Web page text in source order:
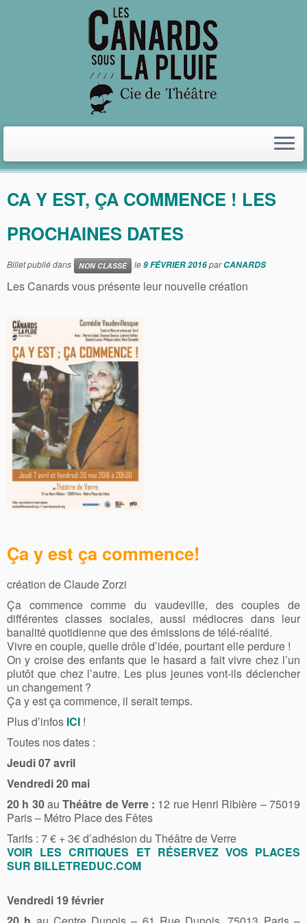
Archives du jour :9 février
2016
CA Y EST, ÇA COMMENCE ! LES
PROCHAINES DATES
Billet publié dans NON CLASSÉ le9 FÉVRIER 2016parCANARDS
Les Canards vous présente leur nouvelle création
Ça y est ça commence!
création de Claude Zorzi
Ça commence comme du vaudeville, des couples de
différentes classes sociales, aussi médiocres dans leur
banalité quotidienne que des émissions de télé-réalité.
Vivre en couple, quelle drôle d’idée, pourtant elle perdure !
On y croise des enfants que le hasard a fait vivre chez l’un
plutôt que chez l’autre. Les plus jeunes vont-ils déclencher
un changement ?
Ça y est ça commence, il serait temps.
Plus d’infos ICI !
Toutes nos dates :
Jeudi 07 avril
Vendredi 20 mai
20 h 30auThéâtre de Verre : 12 rue Henri Ribière – 75019
Paris – Métro Place des Fêtes
Tarifs : 7 € + 3€ d’adhésion du Théâtre de Verre
VOIR LES CRITIQUES ET RÉSERVEZ VOS PLACES
SUR BILLETREDUC.COM
Vendredi 19 février